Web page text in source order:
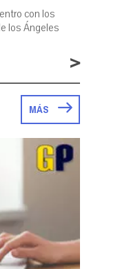
con los
los Ángeles
>
MÁS